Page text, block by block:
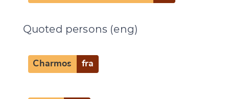
Quoted persons (eng)
Charmos fra